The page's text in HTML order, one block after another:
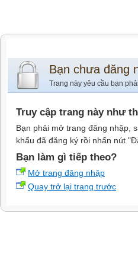
Bạn chưa đăng
Trang này yêu cầu bạn
Truy cập trang này như
Bạn phải mở trang đăng nhập,
khẩu đã đăng ký rồi nhấn nút
Bạn làm gì tiếp theo?
Mở trang đăng nhập
Quay trở lại trang trước